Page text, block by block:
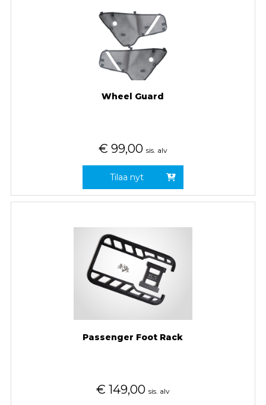
Wheel Guard
€ 99,00 sis. alv
Tilaa nyt
Passenger Foot Rack
€ 149,00 sis. alv